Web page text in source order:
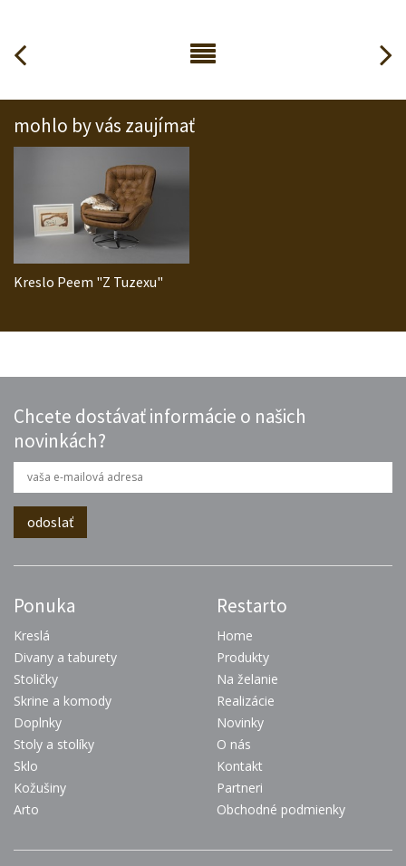
mohlo by vás zaujímať
Kreslo Peem "Z Tuzexu"
Chcete dostávať informácie o našich
novinkách?
Ponuka
Kreslá
Divany a taburety
Stoličky
Skrine a komody
Doplnky
Stoly a stolíky
Sklo
Kožušiny
Arto
Restarto
Home
Produkty
Na želanie
Realizácie
Novinky
O nás
Kontakt
Partneri
Obchodné podmienky